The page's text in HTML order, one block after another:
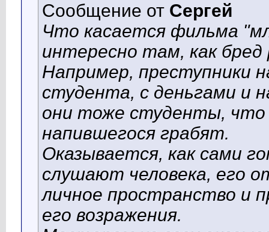
Сообщение от Сергей
Что касается фильма
интересно там, как
Например, преступники
студента, с деньгами и
они тоже студенты,
напившегося грабят.
Оказывается, как сами
слушают человека, его
личное пространство и
его возражения.